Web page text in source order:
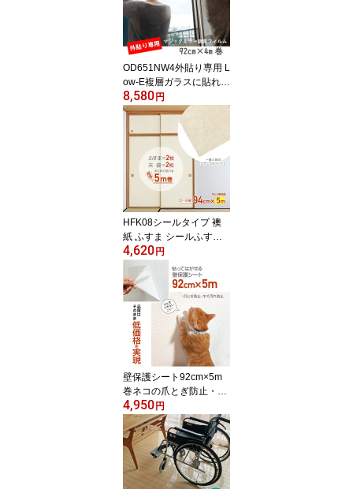
OD651NW4外貼り専用 L
ow-E複層ガラスに貼れる
マジックミラー調 断熱
フィルム92cm×4m巻
日本製飛散防止 台風対
策
8,580円
HFK08シールタイプ 襖
紙 ふすま シールふすま
ふすまシール シール重ね
貼り 重ねて貼れる 汚れ
隠し1本でふすま2.5枚分
の長さ94cm×5m ロング
長い 5m巻 業務用おだや
かなベージュ 無地調
アースカラー 落ち着い
た雰囲気
4,620円
壁保護シート92cm×5m
巻ネコの爪とぎ防止・壁
紙のキズ・汚れ防止に ラ
クしてキレイが続く壁 猫
爪とぎ防止 賃貸OK使用
後、貼ってはがせるテカ
らない半透明 壁紙の保
護シート
4,950円